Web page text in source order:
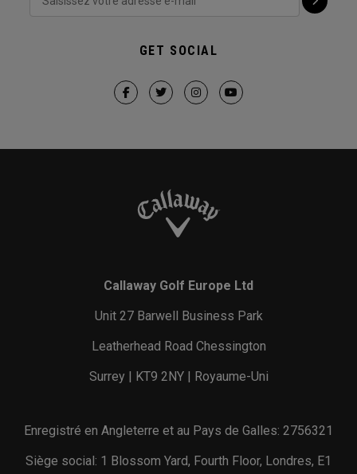
GET SOCIAL
Callaway Golf Europe Ltd
Unit 27 Barwell Business Park
Leatherhead Road Chessington
Surrey | KT9 2NY | Royaume-Uni
Enregistré en Angleterre et au Pays de Galles: 2756321
Siège social: 1 Blossom Yard, Fourth Floor, Londres, E1